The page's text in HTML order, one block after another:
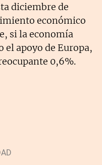
diciembre de
económico
si la economía
el apoyo de Europa,
0,6%.